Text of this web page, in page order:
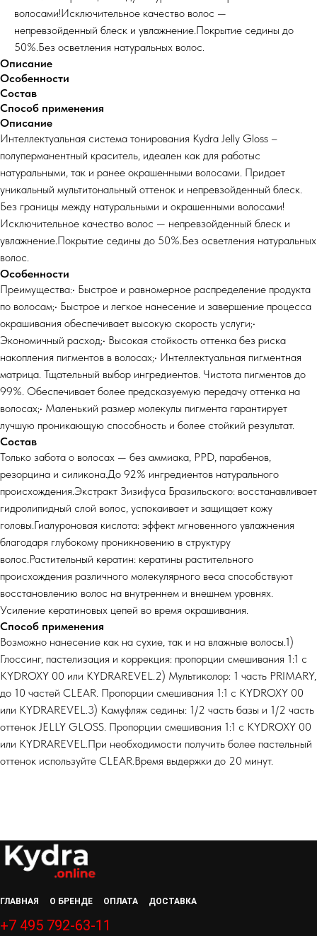
волосами!Исключительное качество волос —
непревзойденный блеск и увлажнение.Покрытие седины до
50%.Без осветления натуральных волос.
Описание
Особенности
Состав
Способ применения
Описание
Интеллектуальная система тонирования Kydra Jelly Gloss –
полуперманентный краситель, идеален как для работыс
натуральными, так и ранее окрашенными волосами. Придает
уникальный мультитональный оттенок и непревзойденный блеск.
Без границы между натуральными и окрашенными волосами!
Исключительное качество волос — непревзойденный блеск и
увлажнение.Покрытие седины до 50%.Без осветления натуральных
волос.
Особенности
Преимущества:• Быстрое и равномерное распределение продукта
по волосам;• Быстрое и легкое нанесение и завершение процесса
окрашивания обеспечивает высокую скорость услуги;•
Экономичный расход;• Высокая стойкость оттенка без риска
накопления пигментов в волосах;• Интеллектуальная пигментная
матрица. Тщательный выбор ингредиентов. Чистота пигментов до
99%. Обеспечивает более предсказуемую передачу оттенка на
волосах;• Маленький размер молекулы пигмента гарантирует
лучшую проникающую способность и более стойкий результат.
Состав
Только забота о волосах — без аммиака, PPD, парабенов,
резорцина и силикона.До 92% ингредиентов натурального
происхождения.Экстракт Зизифуса Бразильского: восстанавливает
гидролипидный слой волос, успокаивает и защищает кожу
головы.Гиалуроновая кислота: эффект мгновенного увлажнения
благодаря глубокому проникновению в структуру
волос.Растительный кератин: кератины растительного
происхождения различного молекулярного веса способствуют
восстановлению волос на внутреннем и внешнем уровнях.
Усиление кератиновых цепей во время окрашивания.
Способ применения
Возможно нанесение как на сухие, так и на влажные волосы.1)
Глоссинг, пастелизация и коррекция: пропорции смешивания 1:1 с
KYDROXY 00 или KYDRAREVEL.2) Мультиколор: 1 часть PRIMARY,
до 10 частей CLEAR. Пропорции смешивания 1:1 с KYDROXY 00
или KYDRAREVEL.3) Камуфляж седины: 1/2 часть базы и 1/2 часть
оттенок JELLY GLOSS. Пропорции смешивания 1:1 с KYDROXY 00
или KYDRAREVEL.При необходимости получить более пастельный
оттенок используйте CLEAR.Время выдержки до 20 минут.
ГЛАВНАЯ О БРЕНДЕ ОПЛАТА ДОСТАВКА
+7 495 792-63-11